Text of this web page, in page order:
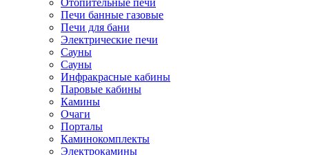
Отопительные печи
Печи банные газовые
Печи для бани
Электрические печи
Сауны
Сауны
Инфракрасные кабины
Паровые кабины
Камины
Очаги
Порталы
Каминокомплекты
Электрокамины